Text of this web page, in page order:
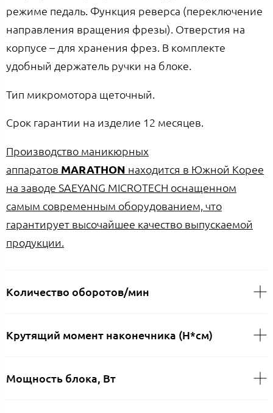
режиме педаль. Функция реверса (переключение
направления вращения фрезы). Отверстия на
корпусе – для хранения фрез. В комплекте
удобный держатель ручки на блоке.
Тип микромотора щеточный.
Срок гарантии на изделие 12 месяцев.
Производство маникюрных
аппаратов MARATHON находится в Южной Корее
на заводе SAEYANG MICROTECH оснащенном
самым современным оборудованием, что
гарантирует высочайшее качество выпускаемой
продукции.
Количество оборотов/мин
Крутящий момент наконечника (Н*см)
Мощность блока, Вт